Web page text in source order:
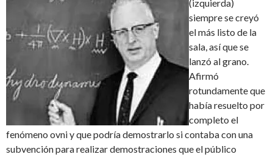
(izquierda)
siempre se creyó
el más listo de la
sala, así que se
lanzó al grano.
Afirmó
rotundamente que
había resuelto por
completo el
fenómeno ovni y que podría demostrarlo si contaba con una
subvención para realizar demostraciones que el público